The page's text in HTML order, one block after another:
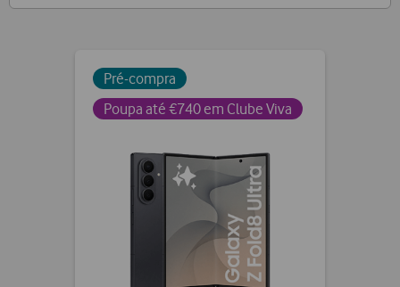
Pré-compra
Poupa até €740 em Clube Viva